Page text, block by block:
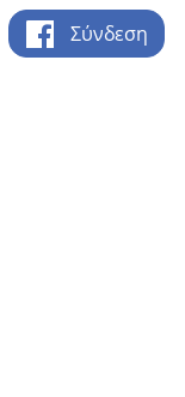
Σύνδεση